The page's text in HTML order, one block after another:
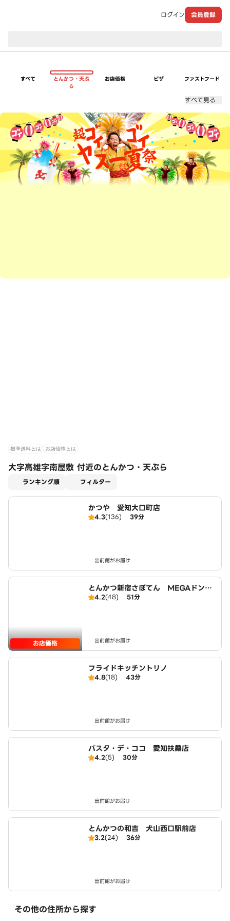
ログイン 会員登録
すべて
とんかつ・天ぷ
ら
お店価格 ピザ ファストフード
すべて見る
超ゴイゴイヤスー夏祭
標準送料とは お店価格とは
大字高雄字南屋敷 付近のとんかつ・天ぷら
ランキング順 フィルター
かつや 愛知大口町店
4.3(136) 39分
出前館がお届け
お店価格
とんかつ新宿さぼてん MEGAドンキ
ホーテUNY大口店
4.2(48) 51分
出前館がお届け
フライドキッチントリノ
4.8(18) 43分
出前館がお届け
パスタ・デ・ココ 愛知扶桑店
4.2(5) 30分
出前館がお届け
とんかつの和吉 犬山西口駅前店
3.2(24) 36分
出前館がお届け
その他の住所から探す